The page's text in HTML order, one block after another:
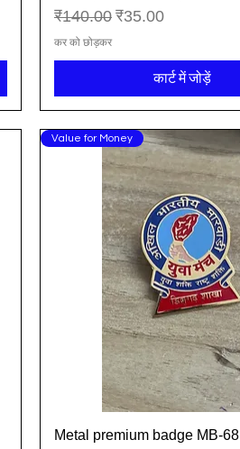
नियमित मूल्य
₹140.00 बिक्री मूल्य
₹35.00
कर को छोड़कर
कार्ट में जोड़ें
त्वरित दृश्य
Value for Money
Metal premium badge MB-68